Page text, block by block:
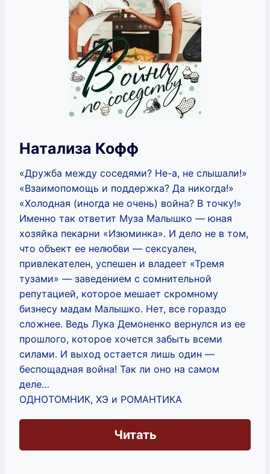
Натализа Кофф
«Дружба между соседями? Не-а, не слышали!»
«Взаимопомощь и поддержка? Да никогда!»
«Холодная (иногда не очень) война? В точку!»
Именно так ответит Муза Малышко — юная
хозяйка пекарни «Изюминка». И дело не в том,
что объект ее нелюбви — сексуален,
привлекателен, успешен и владеет «Тремя
тузами» — заведением с сомнительной
репутацией, которое мешает скромному
бизнесу мадам Малышко. Нет, все гораздо
сложнее. Ведь Лука Демоненко вернулся из ее
прошлого, которое хочется забыть всеми
силами. И выход остается лишь один —
беспощадная война! Так ли оно на самом
деле…
ОДНОТОМНИК, ХЭ и РОМАНТИКА
Читать